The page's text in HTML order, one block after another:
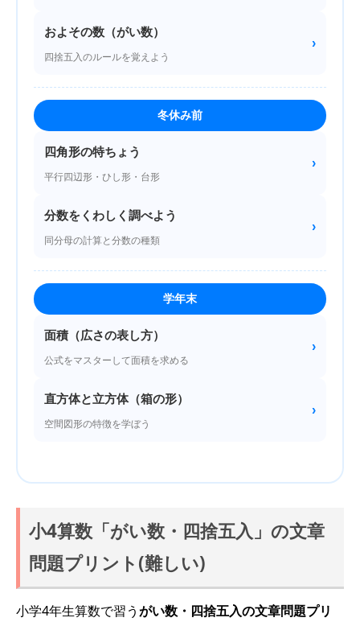
およその数（がい数）
四捨五入のルールを覚えよう
›
冬休み前
四角形の特ちょう
平行四辺形・ひし形・台形
›
分数をくわしく調べよう
同分母の計算と分数の種類
›
学年末
面積（広さの表し方）
公式をマスターして面積を求める
›
直方体と立方体（箱の形）
空間図形の特徴を学ぼう
›
小4算数「がい数・四捨五入」の文章
問題プリント(難しい)
小学4年生算数で習うがい数・四捨五入の文章問題プリ